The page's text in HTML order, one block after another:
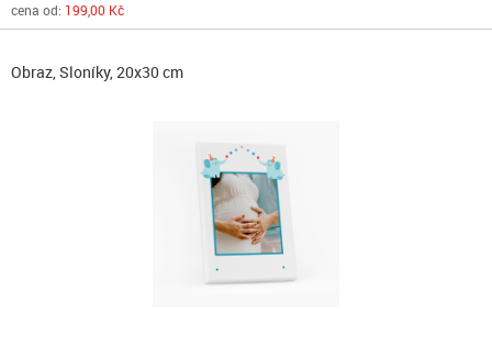
cena od: 199,00 Kč
Obraz, Sloníky, 20x30 cm